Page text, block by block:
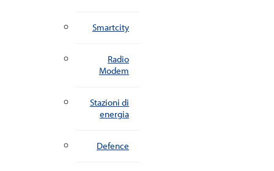
Smartcity
Radio
Modem
Stazioni di
energia
Defence